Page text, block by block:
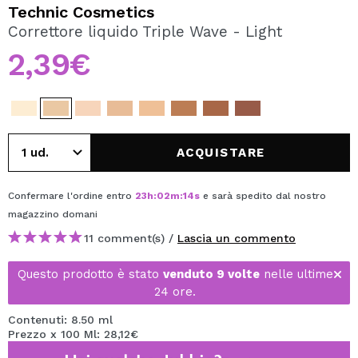
Creando un account su Maquibeauty.it potrai fare i tuoi
acquisti velocemente, controllare lo stato dei tuoi ordini e
consultare le tue operazioni precedenti.
Technic Cosmetics
Correttore liquido Triple Wave - Light
2,39€
ACQUISTARE
Confermare l'ordine entro 23h:02m:14s e sarà spedito dal nostro
magazzino domani
11 comment(s) / Lascia un commento
Questo prodotto è stato venduto 9 voltenelle ultime
24 ore.
Contenuti: 8.50 ml
Prezzo x 100 Ml: 28,12€